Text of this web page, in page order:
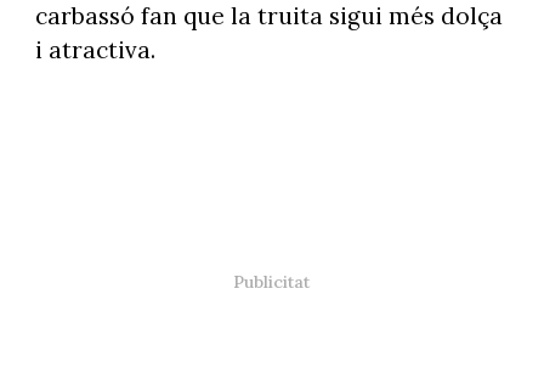
carbassó fan que la truita sigui més dolça
i atractiva.